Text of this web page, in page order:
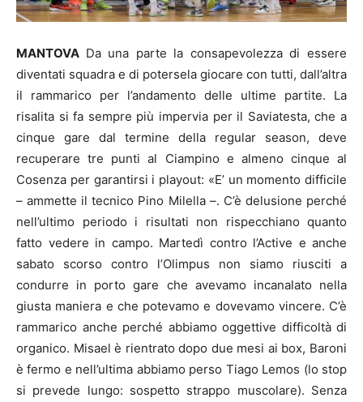
MANTOVA Da una parte la consapevolezza di essere
diventati squadra e di potersela giocare con tutti, dall’altra
il rammarico per l’andamento delle ultime partite. La
risalita si fa sempre più impervia per il Saviatesta, che a
cinque gare dal termine della regular season, deve
recuperare tre punti al Ciampino e almeno cinque al
Cosenza per garantirsi i playout: «E’ un momento difficile
– ammette il tecnico Pino Milella –. C’è delusione perché
nell’ultimo periodo i risultati non rispecchiano quanto
fatto vedere in campo. Martedì contro l’Active e anche
sabato scorso contro l’Olimpus non siamo riusciti a
condurre in porto gare che avevamo incanalato nella
giusta maniera e che potevamo e dovevamo vincere. C’è
rammarico anche perché abbiamo oggettive difficoltà di
organico. Misael è rientrato dopo due mesi ai box, Baroni
è fermo e nell’ultima abbiamo perso Tiago Lemos (lo stop
si prevede lungo: sospetto strappo muscolare). Senza